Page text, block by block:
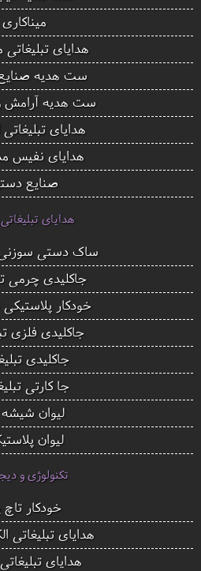
میناکاری
هدایای
ست هدیه
ست هدیه آرامش
هدایای
هدایای نفیس
صنایع
هدایای
ساک دستی سوزنی
جاکلیدی چرمی
خودکار پلاستیکی
جاکلیدی فلزی
جاکلیدی
جا کارتی
لیوان
لیوان
تکنولوژی و
خودکار
هدایای تبلیغاتی
هدایای